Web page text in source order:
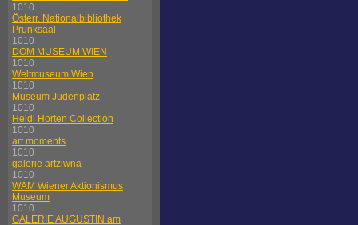
1010
Österr. Nationalbibliothek
Prunksaal
1010
DOM MUSEUM WIEN
1010
Weltmuseum Wien
1010
Museum Judenplatz
1010
Heidi Horten Collection
1010
art moments
1010
galerie artziwna
1010
WAM Wiener Aktionismus
Museum
1010
GALERIE AUGUSTIN am